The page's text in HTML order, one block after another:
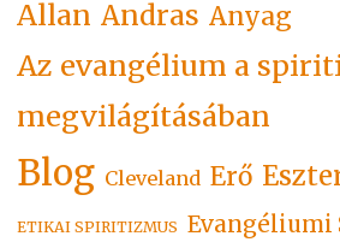
Allan Andras Anyag
Az evangélium a
megvilágításában
Blog Cleveland Erő
ETIKAI SPIRITIZMUS